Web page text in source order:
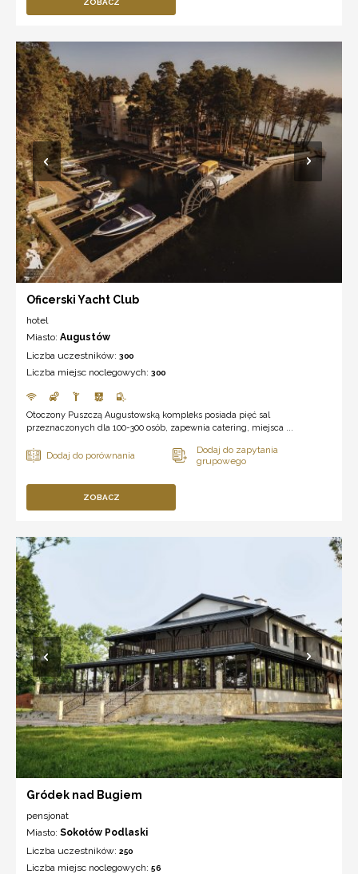
ZOBACZ
Oficerski Yacht Club
hotel
Miasto: Augustów
Liczba uczestników: 300
Liczba miejsc noclegowych: 300
Otoczony Puszczą Augustowską kompleks posiada pięć sal
przeznaczonych dla 100-300 osób, zapewnia catering, miejsca ...
ZOBACZ
Gródek nad Bugiem
pensjonat
Miasto: Sokołów Podlaski
Liczba uczestników: 250
Liczba miejsc noclegowych: 56